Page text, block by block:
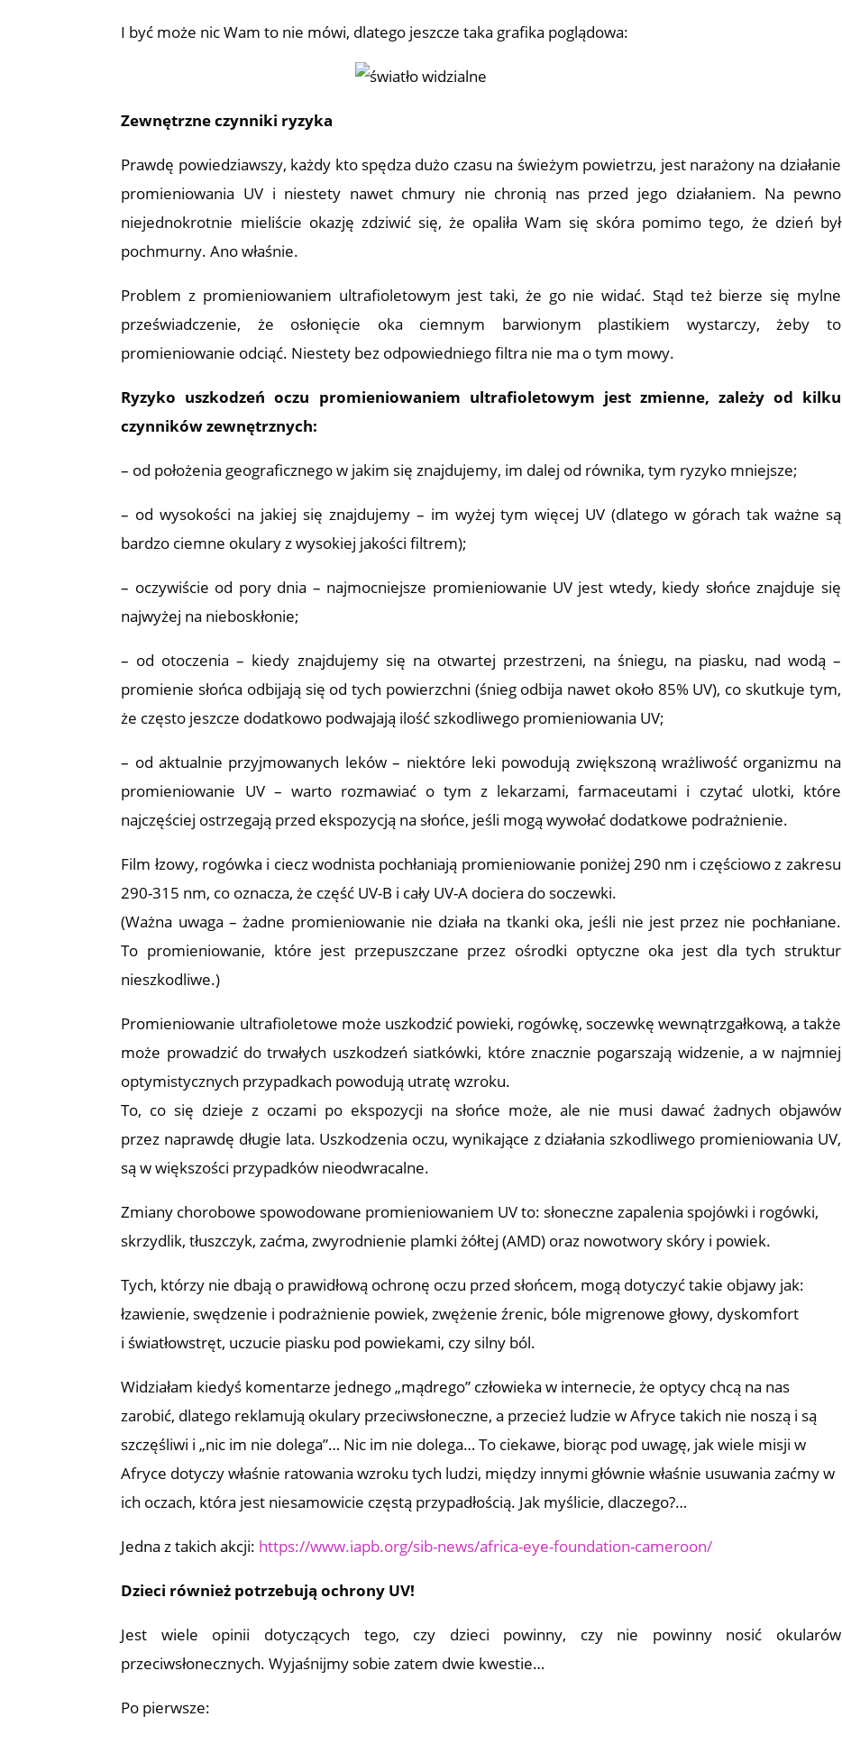
I być może nic Wam to nie mówi, dlatego jeszcze taka grafika poglądowa:
Zewnętrzne czynniki ryzyka
Prawdę powiedziawszy, każdy kto spędza dużo czasu na świeżym powietrzu, jest narażony na działanie
promieniowania UV i niestety nawet chmury nie chronią nas przed jego działaniem. Na pewno
niejednokrotnie mieliście okazję zdziwić się, że opaliła Wam się skóra pomimo tego, że dzień był
pochmurny. Ano właśnie.
Problem z promieniowaniem ultrafioletowym jest taki, że go nie widać. Stąd też bierze się mylne
przeświadczenie, że osłonięcie oka ciemnym barwionym plastikiem wystarczy, żeby to
promieniowanie odciąć. Niestety bez odpowiedniego filtra nie ma o tym mowy.
Ryzyko uszkodzeń oczu promieniowaniem ultrafioletowym jest zmienne, zależy od kilku
czynników zewnętrznych:
– od położenia geograficznego w jakim się znajdujemy, im dalej od równika, tym ryzyko mniejsze;
– od wysokości na jakiej się znajdujemy – im wyżej tym więcej UV (dlatego w górach tak ważne są
bardzo ciemne okulary z wysokiej jakości filtrem);
– oczywiście od pory dnia – najmocniejsze promieniowanie UV jest wtedy, kiedy słońce znajduje się
najwyżej na nieboskłonie;
– od otoczenia – kiedy znajdujemy się na otwartej przestrzeni, na śniegu, na piasku, nad wodą –
promienie słońca odbijają się od tych powierzchni (śnieg odbija nawet około 85% UV), co skutkuje tym,
że często jeszcze dodatkowo podwajają ilość szkodliwego promieniowania UV;
– od aktualnie przyjmowanych leków – niektóre leki powodują zwiększoną wrażliwość organizmu na
promieniowanie UV – warto rozmawiać o tym z lekarzami, farmaceutami i czytać ulotki, które
najczęściej ostrzegają przed ekspozycją na słońce, jeśli mogą wywołać dodatkowe podrażnienie.
Film łzowy, rogówka i ciecz wodnista pochłaniają promieniowanie poniżej 290 nm i częściowo z zakresu
290-315 nm, co oznacza, że część UV-B i cały UV-A dociera do soczewki.
(Ważna uwaga – żadne promieniowanie nie działa na tkanki oka, jeśli nie jest przez nie pochłaniane.
To promieniowanie, które jest przepuszczane przez ośrodki optyczne oka jest dla tych struktur
nieszkodliwe.)
Promieniowanie ultrafioletowe może uszkodzić powieki, rogówkę, soczewkę wewnątrzgałkową, a także
może prowadzić do trwałych uszkodzeń siatkówki, które znacznie pogarszają widzenie, a w najmniej
optymistycznych przypadkach powodują utratę wzroku.
To, co się dzieje z oczami po ekspozycji na słońce może, ale nie musi dawać żadnych objawów
przez naprawdę długie lata. Uszkodzenia oczu, wynikające z działania szkodliwego promieniowania UV,
są w większości przypadków nieodwracalne.
Zmiany chorobowe spowodowane promieniowaniem UV to: słoneczne zapalenia spojówki i rogówki,
skrzydlik, tłuszczyk, zaćma, zwyrodnienie plamki żółtej (AMD) oraz nowotwory skóry i powiek.
Tych, którzy nie dbają o prawidłową ochronę oczu przed słońcem, mogą dotyczyć takie objawy jak:
łzawienie, swędzenie i podrażnienie powiek, zwężenie źrenic, bóle migrenowe głowy, dyskomfort
i światłowstręt, uczucie piasku pod powiekami, czy silny ból.
Widziałam kiedyś komentarze jednego „mądrego” człowieka w internecie, że optycy chcą na nas
zarobić, dlatego reklamują okulary przeciwsłoneczne, a przecież ludzie w Afryce takich nie noszą i są
szczęśliwi i „nic im nie dolega”… Nic im nie dolega… To ciekawe, biorąc pod uwagę, jak wiele misji w
Afryce dotyczy właśnie ratowania wzroku tych ludzi, między innymi głównie właśnie usuwania zaćmy w
ich oczach, która jest niesamowicie częstą przypadłością. Jak myślicie, dlaczego?…
Jedna z takich akcji: https://www.iapb.org/sib-news/africa-eye-foundation-cameroon/
Dzieci również potrzebują ochrony UV!
Jest wiele opinii dotyczących tego, czy dzieci powinny, czy nie powinny nosić okularów
przeciwsłonecznych. Wyjaśnijmy sobie zatem dwie kwestie…
Po pierwsze: